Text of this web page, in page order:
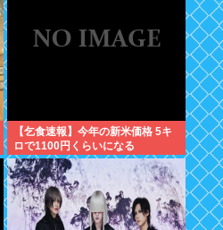
【乞食速報】今年の新米価格 5キ
ロで1100円くらいになる